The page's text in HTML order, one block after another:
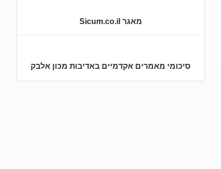
מאגר Sicum.co.il
סיכומי מאמרים אקדמיים באדיבות מכון אלבק